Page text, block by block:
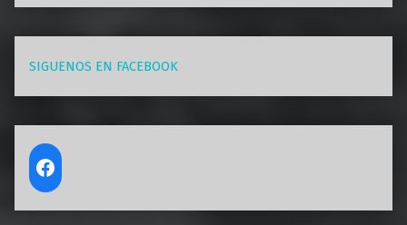
SIGUENOS EN FACEBOOK